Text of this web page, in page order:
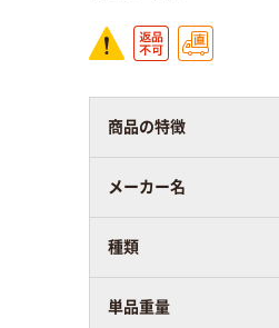
商品の特徴
メーカー名
種類
単品重量